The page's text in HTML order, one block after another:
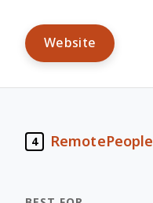
Website
4 RemotePeople